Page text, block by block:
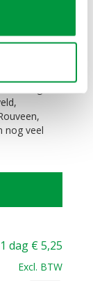
ook in
't Harde,
nog veel
1 dag €5,25
Excl. BTW